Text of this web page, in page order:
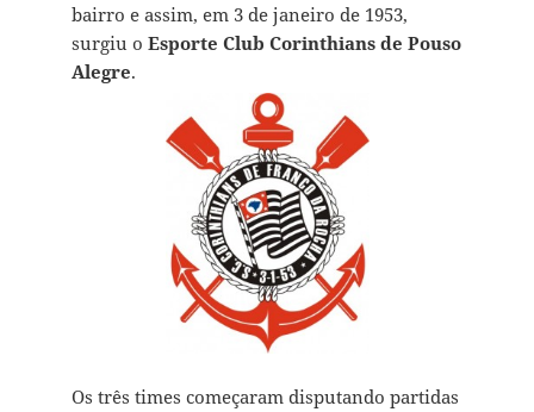
bairro e assim, em 3 de janeiro de 1953,
surgiu o Esporte Club Corinthians de Pouso
Alegre.
Os três times começaram disputando partidas